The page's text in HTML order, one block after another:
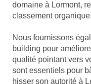
domaine à Lormont,
classement organique.
Nous fournissons
building pour
qualité pointant vers
sont essentiels pour
hisser son autorité à